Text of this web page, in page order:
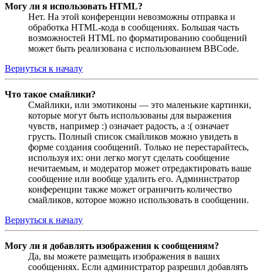
Могу ли я использовать HTML?
Нет. На этой конференции невозможны отправка и
обработка HTML-кода в сообщениях. Большая часть
возможностей HTML по форматированию сообщений
может быть реализована с использованием BBCode.
Вернуться к началу
Что такое смайлики?
Смайлики, или эмотиконы — это маленькие картинки,
которые могут быть использованы для выражения
чувств, например :) означает радость, а :( означает
грусть. Полный список смайликов можно увидеть в
форме создания сообщений. Только не перестарайтесь,
используя их: они легко могут сделать сообщение
нечитаемым, и модератор может отредактировать ваше
сообщение или вообще удалить его. Администратор
конференции также может ограничить количество
смайликов, которое можно использовать в сообщении.
Вернуться к началу
Могу ли я добавлять изображения к сообщениям?
Да, вы можете размещать изображения в ваших
сообщениях. Если администратор разрешил добавлять